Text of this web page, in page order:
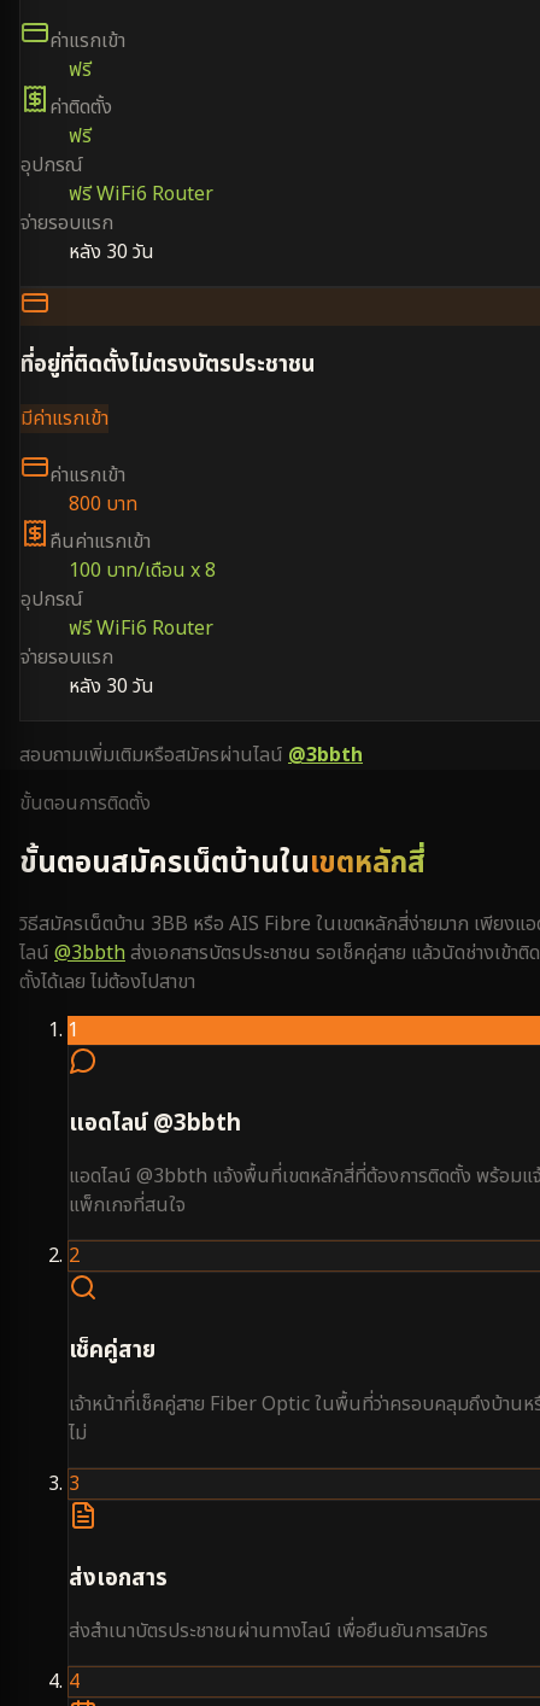
ค่าแรกเข้า
ฟรี
ค่าติดตั้ง
ฟรี
อุปกรณ์
ฟรี WiFi6 Router
จ่ายรอบแรก
หลัง 30 วัน
ที่อยู่ที่ติดตั้งไม่ตรงบัตรประชาชน
มีค่าแรกเข้า
ค่าแรกเข้า
800 บาท
คืนค่าแรกเข้า
100 บาท/เดือน x 8
อุปกรณ์
ฟรี WiFi6 Router
จ่ายรอบแรก
หลัง 30 วัน
สอบถามเพิ่มเติมหรือสมัครผ่านไลน์ @3bbth
ขั้นตอนการติดตั้ง
ขั้นตอนสมัครเน็ตบ้านในเขตหลักสี่
วิธีสมัครเน็ตบ้าน 3BB หรือ AIS Fibre ในเขตหลักสี่ง่ายมาก เพียงแ
ไลน์ @3bbthส่งเอกสารบัตรประชาชน รอเช็คคู่สาย แล้วนัดช่างเข้าติด
ตั้งได้เลย ไม่ต้องไปสาขา
1
แอดไลน์ @3bbth
แอดไลน์ @3bbth แจ้งพื้นที่เขตหลักสี่ที่ต้องการติดตั้ง พร้อมแ
แพ็กเกจที่สนใจ
2
เช็คคู่สาย
เจ้าหน้าที่เช็คคู่สาย Fiber Optic ในพื้นที่ว่าครอบคลุมถึงบ้านห
ไม่
3
ส่งเอกสาร
ส่งสำเนาบัตรประชาชนผ่านทางไลน์ เพื่อยืนยันการสมัคร
4